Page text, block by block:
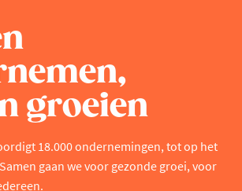
groeien
18.000 ondernemingen, tot op het
gaan we voor gezonde groei, voor